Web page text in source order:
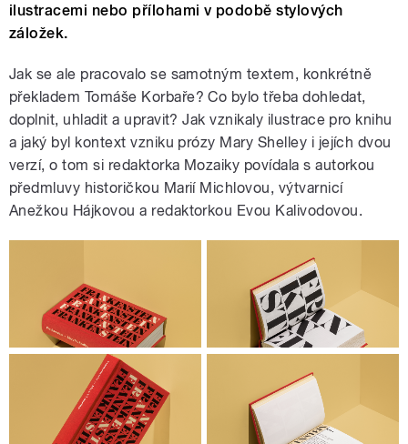
ilustracemi nebo přílohami v podobě stylových
záložek.
Jak se ale pracovalo se samotným textem, konkrétně
překladem Tomáše Korbaře? Co bylo třeba dohledat,
doplnit, uhladit a upravit? Jak vznikaly ilustrace pro knihu
a jaký byl kontext vzniku prózy Mary Shelley i jejích dvou
verzí, o tom si redaktorka Mozaiky povídala s autorkou
předmluvy historičkou Marií Michlovou, výtvarnicí
Anežkou Hájkovou a redaktorkou Evou Kalivodovou.